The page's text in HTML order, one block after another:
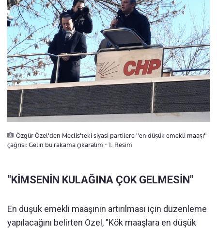
Özgür Özel'den Meclis'teki siyasi partilere "en düşük emekli maaşı"
çağrısı: Gelin bu rakama çıkaralım - 1. Resim
"KİMSENİN KULAĞINA ÇOK GELMESİN"
En düşük emekli maaşının artırılması için düzenleme
yapılacağını belirten Özel, "Kök maaşlara en düşük